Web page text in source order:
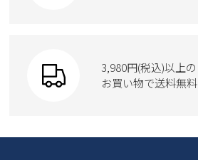
moz
Parade
GAP
new balance
瞬足
3,980円(税込)以上の
お買い物で送料無料